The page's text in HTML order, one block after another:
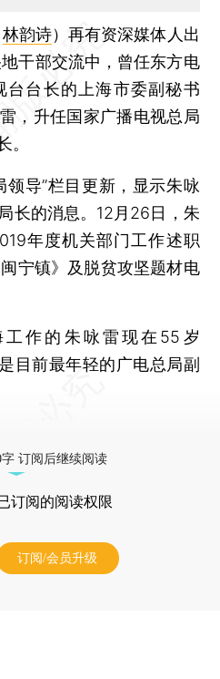
林韵诗） 再有资深媒体人出
干部交流中，曾任东方电
台台长的上海市委副秘书
，升任国家广播电视总局
。
导”栏目更新，显示朱咏
长的消息。12月26日，朱
年度机关部门工作述职
宁镇》及脱贫攻坚题材电
作的朱咏雷现在55岁
目前最年轻的广电总局副
订阅后继续阅读
订阅的阅读权限
订阅/会员升级